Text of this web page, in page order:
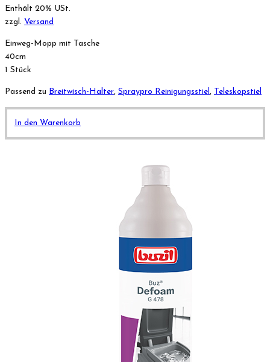
Enthält 20% USt.
zzgl. Versand
Einweg-Mopp mit Tasche
40cm
1 Stück
Passend zu Breitwisch-Halter, Spraypro Reinigungsstiel , Teleskopstiel
In den Warenkorb